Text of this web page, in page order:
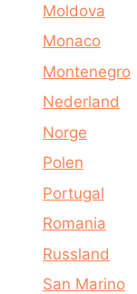
Moldova
Monaco
Montenegro
Nederland
Norge
Polen
Portugal
Romania
Russland
San Marino